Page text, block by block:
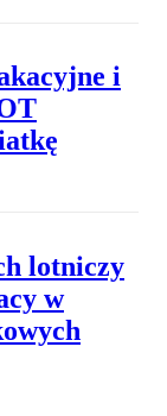
i
lotniczy
w